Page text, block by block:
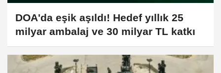
DOA'da eşik aşıldı! Hedef yıllık 25
milyar ambalaj ve 30 milyar TL katkı